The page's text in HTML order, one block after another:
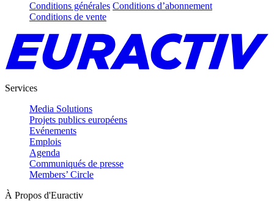
Conditions générales Conditions d’abonnement
Conditions de vente
Services
Media Solutions
Projets publics européens
Evénements
Emplois
Agenda
Communiqués de presse
Members’ Circle
À Propos d'Euractiv